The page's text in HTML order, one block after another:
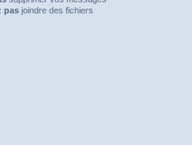
pas joindre des fichiers